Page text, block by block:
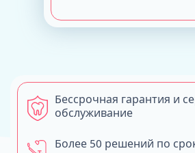
Бессрочная гарантия и
обслуживание
Более 50 решений по